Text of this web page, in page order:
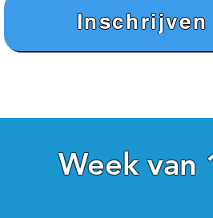
Inschrijven
Week van